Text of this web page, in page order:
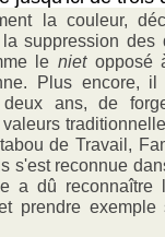
la couleur,
suppression
leniet opposé
Plus encore,
ans, de
de Travail,
s'est reconnue
a dû reconnaître
prendre